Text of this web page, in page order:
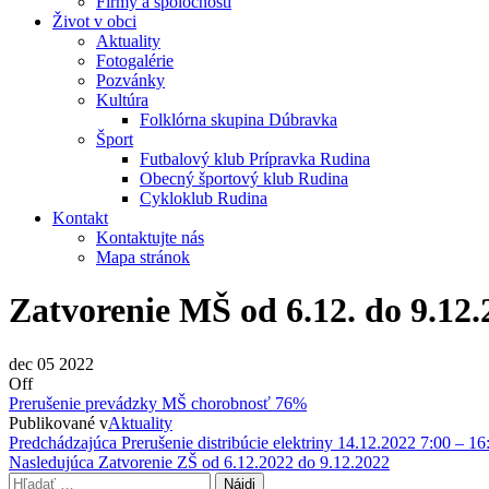
Život v obci
Aktuality
Fotogalérie
Pozvánky
Kultúra
Folklórna skupina Dúbravka
Šport
Futbalový klub Prípravka Rudina
Obecný športový klub Rudina
Cykloklub Rudina
Kontakt
Kontaktujte nás
Mapa stránok
Zatvorenie MŠ od 6.12. do
dec 05 2022
Off
Prerušenie prevádzky MŠ chorobnosť 76%
Publikované vAktuality
Navigácia
v
Predchádzajúci
príspevok
Predchádzajúca Prerušenie distribúcie elektriny 14.12.2022 7:00 –
Nasledujúci
príspevok
Nasledujúca Zatvorenie ZŠ od 6.12.2022 do 9.12.2022
Hľadať: